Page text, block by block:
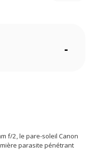
-
f/2, le pare-soleil Canon
parasite pénétrant